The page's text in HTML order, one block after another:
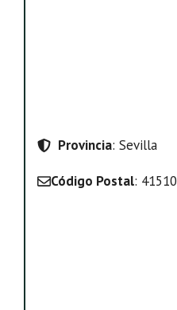
Provincia: Sevilla
Código Postal: 41510